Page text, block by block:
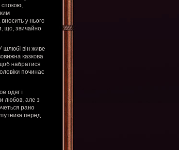
спокою,
у нього
що, звичайно
шлюбі він живе
казкова
набратися
починає
одяг і
любов, але з
рано
перед